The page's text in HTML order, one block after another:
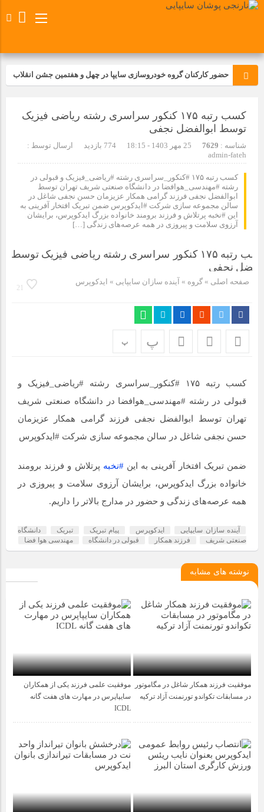
حضور کارکنان گروه خودروسازی سایپا در چهل و هفتمین جشن انقلاب
تجدید بیعت کارکنان شرکت پارس خودرو با آرمان های رهبر کبیر و فقید
انقلاب اسلامی ایران
مسابقات ورزشی در مگاموتوربا استقبال کارکنان برگزار شد
مراسم عزاداری و ذکرمصیبت سالروز شهادت امام محمدتقی(ع) در
شرکت زامیاد
تجربه‌ای میدانی از صنعت برای دانش‌آموزان فنی‌وحرفه‌ای؛ بازدید
دانش‌آموزان از خطوط تولید مگاموتور
مراسم بزرگداشت سالروز آزادسازی خرمشهر در شرکت پارس خودرو
برگزار شد
مراسم گرامیداشت سالروز آزادسازی خرمشهر در نمازخانه فاطمیه
مگاموتور
کسب رتبه ۱۷۵ کنکور سراسری رشته ریاضی فیزیک
توسط ابوالفضل نجفی
شناسه : 7629 25 مهر 1403 - 18:15
ارسال توسط :
admin-fateh
کسب رتبه ۱۷۵ #کنکور_سراسری رشته #ریاضی_فیزیک و قبولی در
رشته #مهندسی_هوافضا در دانشگاه صنعتی شریف تهران توسط
ابوالفضل نجفی فرزند گرامی همکار عزیزمان حسن نجفی شاغل در
سالن مجموعه سازی شرکت #ایدکوپرس ضمن تبریک افتخار آفرینی به
این #نخبه پرتلاش و فرزند برومند خانواده بزرگ ایدکوپرس، برایشان
آرزوی سلامت و پیروزی در همه عرصه‌های زندگی […]
صفحه اصلی » گروه » آینده سازان سایپایی » ایدکوپرس
21
پ پ
کسب رتبه ۱۷۵ #کنکور_سراسری رشته #ریاضی_فیزیک و
قبولی در رشته #مهندسی_هوافضا در دانشگاه صنعتی شریف
تهران توسط ابوالفضل نجفی فرزند گرامی همکار عزیزمان
حسن نجفی شاغل در سالن مجموعه سازی شرکت #ایدکوپرس
ضمن تبریک افتخار آفرینی به این#نخبه پرتلاش و فرزند برومند
خانواده بزرگ ایدکوپرس، برایشان آرزوی سلامت و پیروزی در
همه عرصه‌های زندگی و حضور در مدارج بالاتر را داریم.
آینده سازان سایپایی ایدکوپرس پیام تبریک تبریک
دانشگاه
صنعتی شریف
فرزند همکار قبولی در دانشگاه مهندسی هوا فضا
نوشته های مشابه
1 سال قبل
موفقیت فرزند همکار شاغل در مگاموتور
در مسابقات تکواندو تورنمنت آزاد ترکیه
موفقیت علمی فرزند یکی از همکاران
سایپاپرس در مهارت های هفت گانه
ICDL